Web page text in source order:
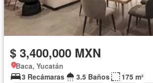
$ 3,400,000 MXN
Baca, Yucatán
3 Recámaras
3.5 Baños
175 m²